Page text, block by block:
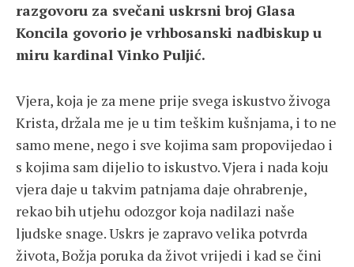
razgovoru za svečani uskrsni broj Glasa
Koncila govorio je vrhbosanski nadbiskup u
miru kardinal Vinko Puljić.
Vjera, koja je za mene prije svega iskustvo živoga
Krista, držala me je u tim teškim kušnjama, i to ne
samo mene, nego i sve kojima sam propovijedao i
s kojima sam dijelio to iskustvo. Vjera i nada koju
vjera daje u takvim patnjama daje ohrabrenje,
rekao bih utjehu odozgor koja nadilazi naše
ljudske snage. Uskrs je zapravo velika potvrda
života, Božja poruka da život vrijedi i kad se čini